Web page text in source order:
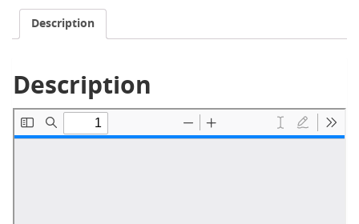
Description
Description